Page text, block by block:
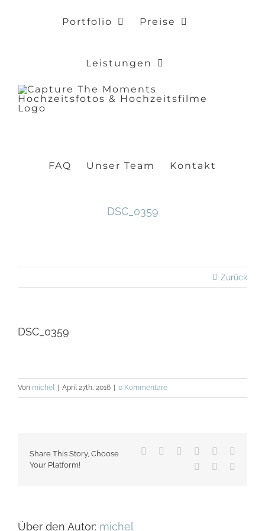
Portfolio Preise
Leistungen
FAQ Unser Team Kontakt
DSC_0359
Zurück
DSC_0359
Von michel | April 27th, 2016 | 0 Kommentare
Share This Story, Choose
Your Platform!
Facebook Reddit LinkedInWhatsApp
Pinterest
Über den Autor: michel